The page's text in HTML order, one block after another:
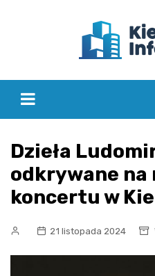
Dzieła
odkrywane na
koncertu w
21 listopada 2024